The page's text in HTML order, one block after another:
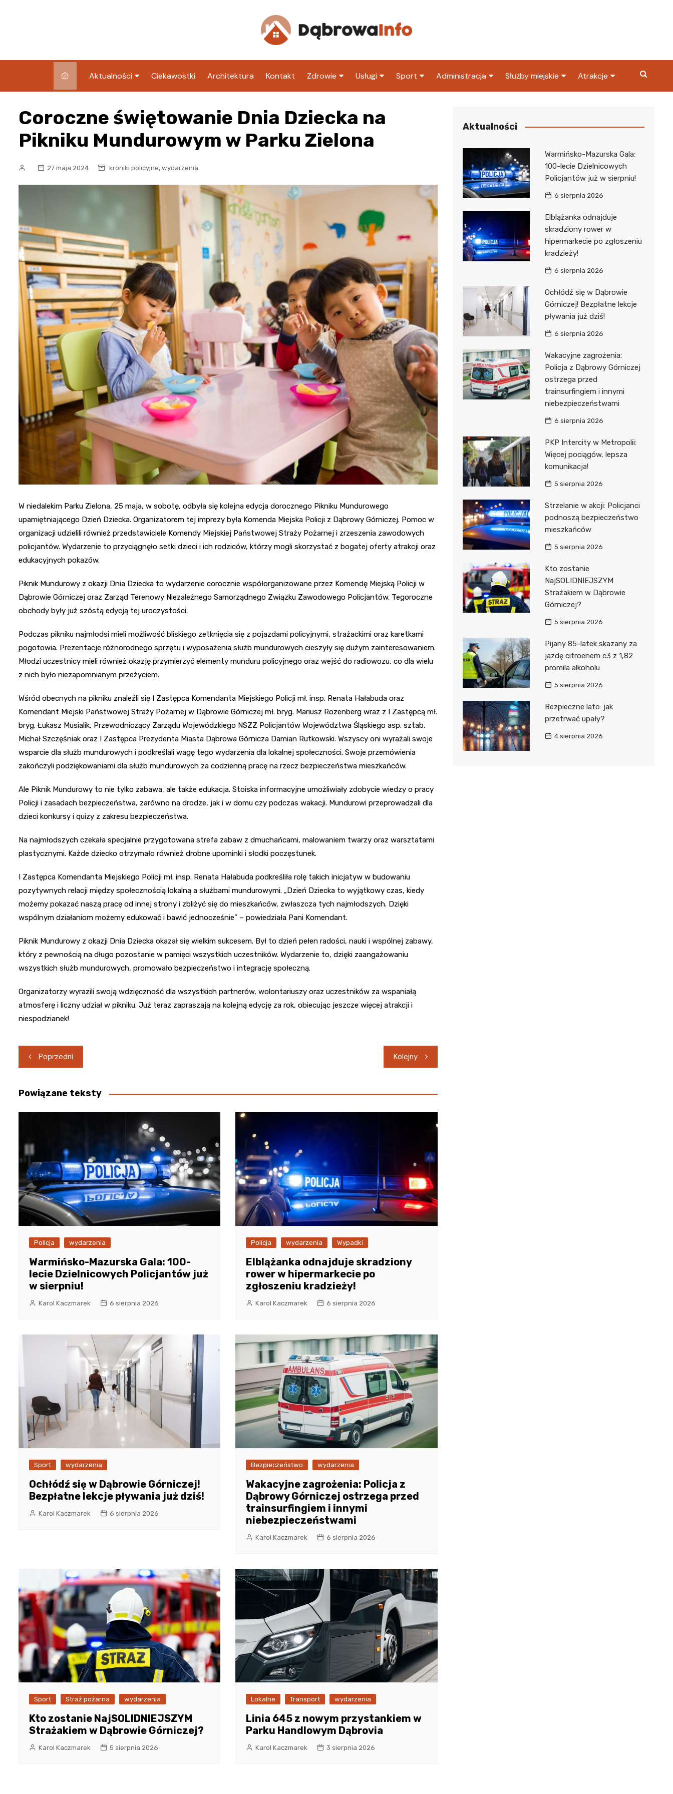
Aktualności
Blog
Ciekawostki Architektura Kontakt Zdrowie
Sklep medyczny
Apteka
Usługi
Klub
Taxi
Fryzjer
Poczta
Kino
Księgarnia
Sport Administracja
Urząd Skarbowy
Służby miejskie
Policja
Atrakcje
Coroczne świętowanie Dnia Dziecka na
Pikniku Mundurowym w Parku Zielona
27 maja 2024 kroniki policyjne, wydarzenia
W niedalekim Parku Zielona, 25 maja, w sobotę, odbyła się kolejna edycja dorocznego Pikniku Mundurowego
upamiętniającego Dzień Dziecka. Organizatorem tej imprezy była Komenda Miejska Policji z Dąbrowy Górniczej. Pomoc w
organizacji udzielili również przedstawiciele Komendy Miejskiej Państwowej Straży Pożarnej i zrzeszenia zawodowych
policjantów. Wydarzenie to przyciągnęło setki dzieci i ich rodziców, którzy mogli skorzystać z bogatej oferty atrakcji oraz
edukacyjnych pokazów.
Piknik Mundurowy z okazji Dnia Dziecka to wydarzenie corocznie współorganizowane przez Komendę Miejską Policji w
Dąbrowie Górniczej oraz Zarząd Terenowy Niezależnego Samorządnego Związku Zawodowego Policjantów. Tegoroczne
obchody były już szóstą edycją tej uroczystości.
Podczas pikniku najmłodsi mieli możliwość bliskiego zetknięcia się z pojazdami policyjnymi, strażackimi oraz karetkami
pogotowia. Prezentacje różnorodnego sprzętu i wyposażenia służb mundurowych cieszyły się dużym zainteresowaniem.
Młodzi uczestnicy mieli również okazję przymierzyć elementy munduru policyjnego oraz wejść do radiowozu, co dla wielu
z nich było niezapomnianym przeżyciem.
Wśród obecnych na pikniku znaleźli się I Zastępca Komendanta Miejskiego Policji mł. insp. Renata Hałabuda oraz
Komendant Miejski Państwowej Straży Pożarnej w Dąbrowie Górniczej mł. bryg. Mariusz Rozenberg wraz z I Zastępcą mł.
bryg. Łukasz Musialik, Przewodniczący Zarządu Wojewódzkiego NSZZ Policjantów Województwa Śląskiego asp. sztab.
Michał Szczęśniak oraz I Zastępca Prezydenta Miasta Dąbrowa Górnicza Damian Rutkowski. Wszyscy oni wyrażali swoje
wsparcie dla służb mundurowych i podkreślali wagę tego wydarzenia dla lokalnej społeczności. Swoje przemówienia
zakończyli podziękowaniami dla służb mundurowych za codzienną pracę na rzecz bezpieczeństwa mieszkańców.
Ale Piknik Mundurowy to nie tylko zabawa, ale także edukacja. Stoiska informacyjne umożliwiały zdobycie wiedzy o pracy
Policji i zasadach bezpieczeństwa, zarówno na drodze, jak i w domu czy podczas wakacji. Mundurowi przeprowadzali dla
dzieci konkursy i quizy z zakresu bezpieczeństwa.
Na najmłodszych czekała specjalnie przygotowana strefa zabaw z dmuchańcami, malowaniem twarzy oraz warsztatami
plastycznymi. Każde dziecko otrzymało również drobne upominki i słodki poczęstunek.
I Zastępca Komendanta Miejskiego Policji mł. insp. Renata Hałabuda podkreśliła rolę takich inicjatyw w budowaniu
pozytywnych relacji między społecznością lokalną a służbami mundurowymi. „Dzień Dziecka to wyjątkowy czas, kiedy
możemy pokazać naszą pracę od innej strony i zbliżyć się do mieszkańców, zwłaszcza tych najmłodszych. Dzięki
wspólnym działaniom możemy edukować i bawić jednocześnie” – powiedziała Pani Komendant.
Piknik Mundurowy z okazji Dnia Dziecka okazał się wielkim sukcesem. Był to dzień pełen radości, nauki i wspólnej zabawy,
który z pewnością na długo pozostanie w pamięci wszystkich uczestników. Wydarzenie to, dzięki zaangażowaniu
wszystkich służb mundurowych, promowało bezpieczeństwo i integrację społeczną.
Organizatorzy wyrazili swoją wdzięczność dla wszystkich partnerów, wolontariuszy oraz uczestników za wspaniałą
atmosferę i liczny udział w pikniku. Już teraz zapraszają na kolejną edycję za rok, obiecując jeszcze więcej atrakcji i
niespodzianek!
Nawigacja
wpisu
Poprzedni Kolejny
Powiązane teksty
Policja wydarzenia
Warmińsko-Mazurska Gala: 100-
lecie Dzielnicowych Policjantów już
w sierpniu!
Karol Kaczmarek 6 sierpnia 2026
Policja wydarzenia Wypadki
Elblążanka odnajduje skradziony
rower w hipermarkecie po
zgłoszeniu kradzieży!
Karol Kaczmarek 6 sierpnia 2026
Sport wydarzenia
Ochłódź się w Dąbrowie Górniczej!
Bezpłatne lekcje pływania już dziś!
Karol Kaczmarek 6 sierpnia 2026
Bezpieczeństwo wydarzenia
Wakacyjne zagrożenia: Policja z
Dąbrowy Górniczej ostrzega przed
trainsurfingiem i innymi
niebezpieczeństwami
Karol Kaczmarek 6 sierpnia 2026
Sport Straż pożarna wydarzenia
Kto zostanie NajSOLIDNIEJSZYM
Strażakiem w Dąbrowie Górniczej?
Karol Kaczmarek 5 sierpnia 2026
Lokalne Transport wydarzenia
Linia 645 z nowym przystankiem w
Parku Handlowym Dąbrovia
Karol Kaczmarek 3 sierpnia 2026
Aktualności
Warmińsko-Mazurska Gala:
100-lecie Dzielnicowych
Policjantów już w sierpniu!
6 sierpnia 2026
Elblążanka odnajduje
skradziony rower w
hipermarkecie po zgłoszeniu
kradzieży!
6 sierpnia 2026
Ochłódź się w Dąbrowie
Górniczej! Bezpłatne lekcje
pływania już dziś!
6 sierpnia 2026
Wakacyjne zagrożenia:
Policja z Dąbrowy Górniczej
ostrzega przed
trainsurfingiem i innymi
niebezpieczeństwami
6 sierpnia 2026
PKP Intercity w Metropolii:
Więcej pociągów, lepsza
komunikacja!
5 sierpnia 2026
Strzelanie w akcji: Policjanci
podnoszą bezpieczeństwo
mieszkańców
5 sierpnia 2026
Kto zostanie
NajSOLIDNIEJSZYM
Strażakiem w Dąbrowie
Górniczej?
5 sierpnia 2026
Pijany 85-latek skazany za
jazdę citroenem c3 z 1,82
promila alkoholu
5 sierpnia 2026
Bezpieczne lato: jak
przetrwać upały?
4 sierpnia 2026